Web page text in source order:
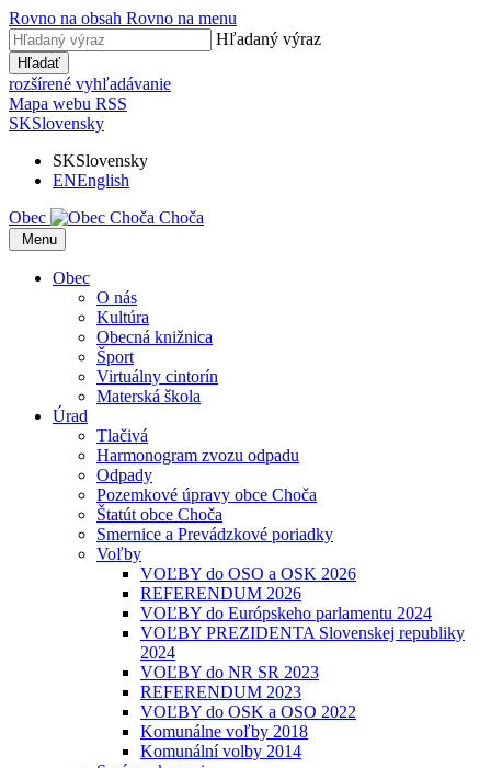
Rovno na obsah Rovno na menu
Hľadaný výraz
Hľadať
rozšírené vyhľadávanie
Mapa webu RSS
SKSlovensky
SKSlovensky
ENEnglish
Obec
Choča
Menu
Obec
O nás
Kultúra
Obecná knižnica
Šport
Virtuálny cintorín
Materská škola
Úrad
Tlačivá
Harmonogram zvozu odpadu
Odpady
Pozemkové úpravy obce Choča
Štatút obce Choča
Smernice a Prevádzkové poriadky
Voľby
VOĽBY do OSO a OSK 2026
REFERENDUM 2026
VOĽBY do Európskeho parlamentu 2024
VOĽBY PREZIDENTA Slovenskej republiky
2024
VOĽBY do NR SR 2023
REFERENDUM 2023
VOĽBY do OSK a OSO 2022
Komunálne voľby 2018
Komunální volby 2014